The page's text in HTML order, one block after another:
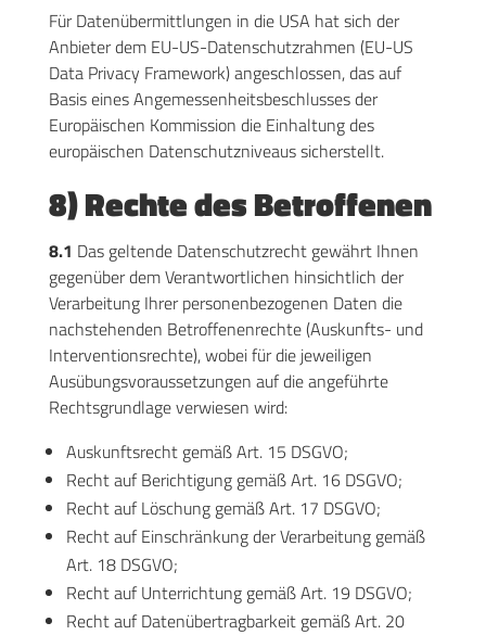
Für Datenübermittlungen in die USA hat sich der
Anbieter dem EU-US-Datenschutzrahmen (EU-US
Data Privacy Framework) angeschlossen, das auf
Basis eines Angemessenheitsbeschlusses der
Europäischen Kommission die Einhaltung des
europäischen Datenschutzniveaus sicherstellt.
8) Rechte des Betroffenen
8.1 Das geltende Datenschutzrecht gewährt Ihnen
gegenüber dem Verantwortlichen hinsichtlich der
Verarbeitung Ihrer personenbezogenen Daten die
nachstehenden Betroffenenrechte (Auskunfts- und
Interventionsrechte), wobei für die jeweiligen
Ausübungsvoraussetzungen auf die angeführte
Rechtsgrundlage verwiesen wird:
Auskunftsrecht gemäß Art. 15 DSGVO;
Recht auf Berichtigung gemäß Art. 16 DSGVO;
Recht auf Löschung gemäß Art. 17 DSGVO;
Recht auf Einschränkung der Verarbeitung gemäß
Art. 18 DSGVO;
Recht auf Unterrichtung gemäß Art. 19 DSGVO;
Recht auf Datenübertragbarkeit gemäß Art. 20